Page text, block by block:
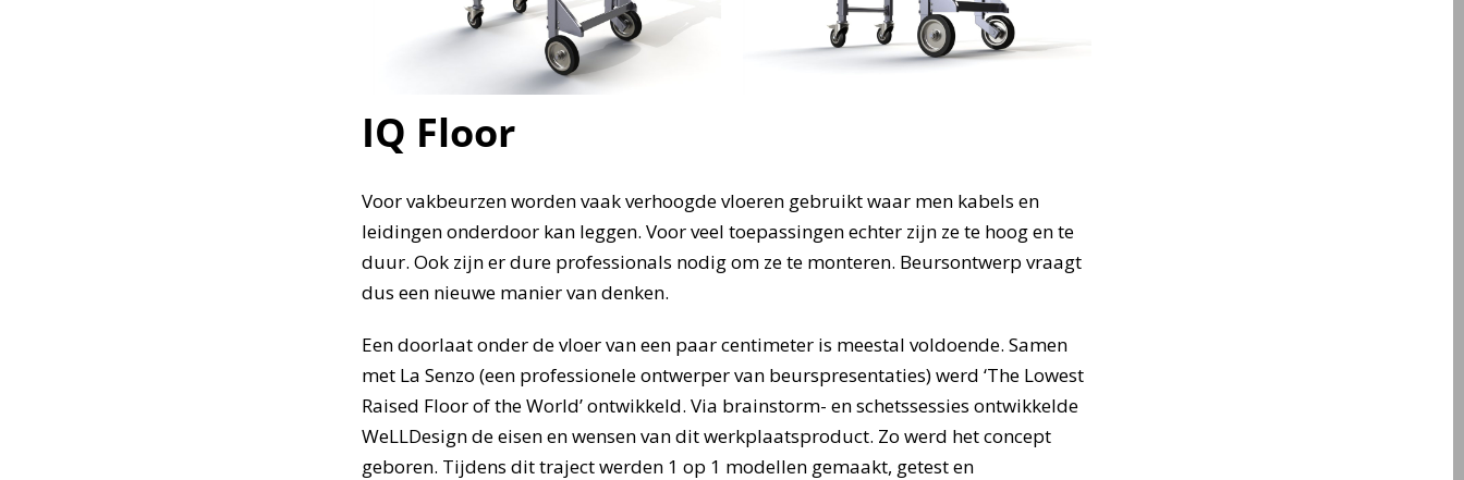
IQ Floor
Voor vakbeurzen worden vaak verhoogde vloeren gebruikt waar men kabels en
leidingen onderdoor kan leggen. Voor veel toepassingen echter zijn ze te hoog en te
duur. Ook zijn er dure professionals nodig om ze te monteren. Beursontwerp vraagt
dus een nieuwe manier van denken.
Een doorlaat onder de vloer van een paar centimeter is meestal voldoende. Samen
met La Senzo (een professionele ontwerper van beurspresentaties) werd ‘The Lowest
Raised Floor of the World’ ontwikkeld. Via brainstorm- en schetssessies ontwikkelde
WeLLDesign de eisen en wensen van dit werkplaatsproduct. Zo werd het concept
geboren. Tijdens dit traject werden 1 op 1 modellen gemaakt, getest en